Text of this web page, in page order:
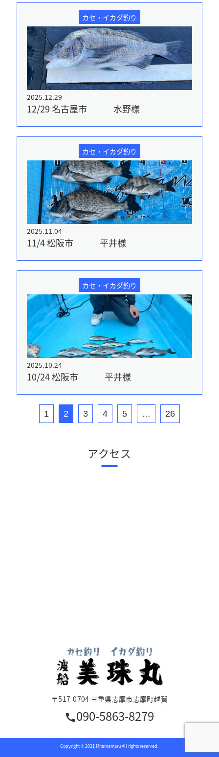
カセ・イカダ釣り
2025.12.29
12/29 名古屋市 水野様
カセ・イカダ釣り
2025.11.04
11/4 松阪市 平井様
カセ・イカダ釣り
2025.10.24
10/24 松阪市 平井様
1 2 3 4 5 … 26
アクセス
〒517-0704 三重県志摩市志摩町越賀
call090-5863-8279
Copyright © 2021 Mitamamaru All rights reserved.